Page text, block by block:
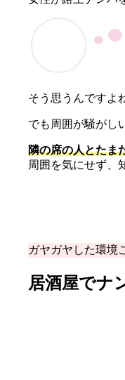
そう思うんですよ
でも周囲が騒がし
隣の席の人とたま
周囲を気にせず、
ガヤガヤした環境
居酒屋でナ